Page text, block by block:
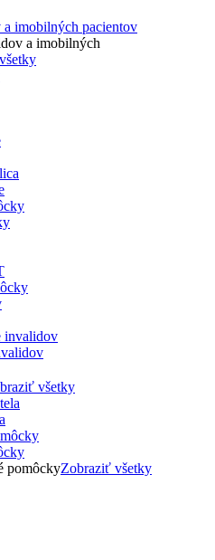
imobilných pacientov
a imobilných
všetky
pomôckyZobraziť všetky